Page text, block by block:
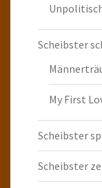
Scheibster
My First
Scheibster
Scheibster